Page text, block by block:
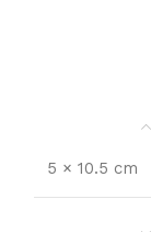
5 × 10.5 cm